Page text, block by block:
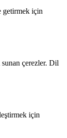
getirmek için
çerezler. Dil
için